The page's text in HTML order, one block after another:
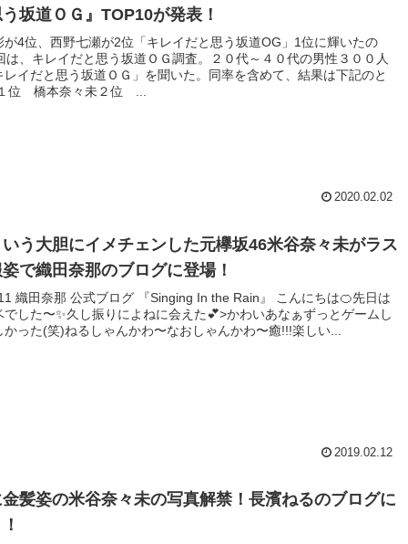
坂道ＯＧ』TOP10が発表！
が4位、西野七瀬が2位「キレイだと思う坂道OG」1位に輝いたの
は、キレイだと思う坂道ＯＧ調査。２０代～４０代の男性３００人
レイだと思う坂道ＯＧ」を聞いた。同率を含めて、結果は下記のと
位 橋本奈々未２位 ...
2020.02.02
う大胆にイメチェンした元欅坂46米谷奈々未がラス
で織田奈那のブログに登場！
織田奈那 公式ブログ 『Singing In the Rain』 こんにちは🍊先日は
でした〜✨久し振りによねに会えた💕>かわいあなぁずっとゲームし
かった(笑)ねるしゃんかわ〜なおしゃんかわ〜癒!!!楽しい...
2019.02.12
髪姿の米谷奈々未の写真解禁！長濱ねるのブログに